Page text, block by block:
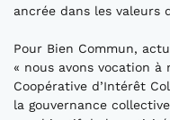
ancrée dans les valeurs
Pour Bien Commun,
« nous avons vocation
Coopérative d’Intérêt
la gouvernance